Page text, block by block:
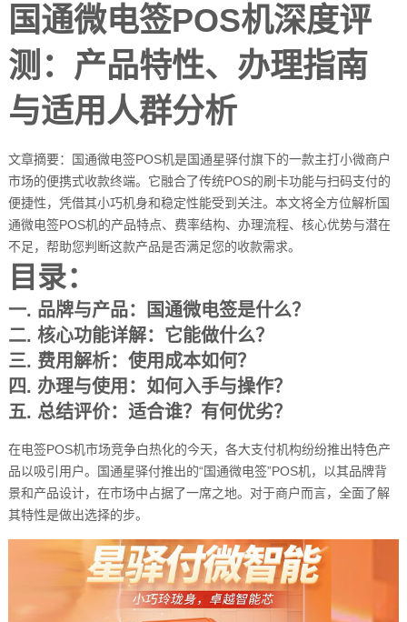
国通微电签POS机深度评
测：产品特性、办理指南
与适用人群分析
文章摘要：国通微电签POS机是国通星驿付旗下的一款主打小微商户
市场的便携式收款终端。它融合了传统POS的刷卡功能与扫码支付的
便捷性，凭借其小巧机身和稳定性能受到关注。本文将全方位解析国
通微电签POS机的产品特点、费率结构、办理流程、核心优势与潜在
不足，帮助您判断这款产品是否满足您的收款需求。
目录：
一. 品牌与产品：国通微电签是什么？
二. 核心功能详解：它能做什么？
三. 费用解析：使用成本如何？
四. 办理与使用：如何入手与操作？
五. 总结评价：适合谁？有何优劣？
在电签POS机市场竞争白热化的今天，各大支付机构纷纷推出特色产
品以吸引用户。国通星驿付推出的“国通微电签”POS机，以其品牌背
景和产品设计，在市场中占据了一席之地。对于商户而言，全面了解
其特性是做出选择的步。